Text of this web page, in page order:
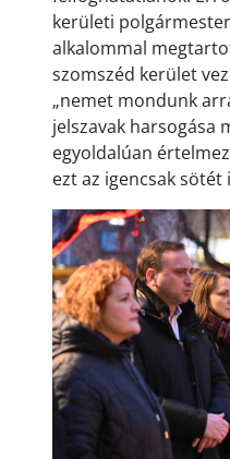
kerületi
alkalommal
szomszéd kerület
„nemet mondunk
jelszavak harsogása
egyoldalúan
ezt az igencsak sötét